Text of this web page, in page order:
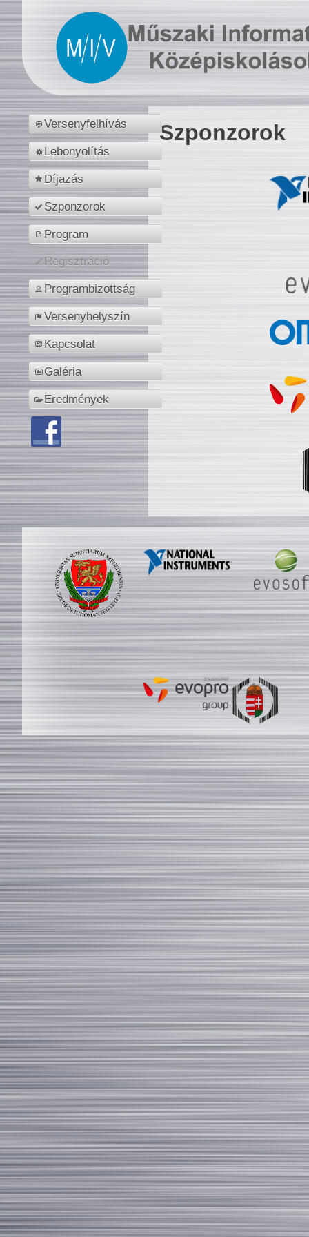
Versenyfelhívás
Lebonyolítás
Díjazás
Szponzorok
Program
Regisztráció
Programbizottság
Versenyhelyszín
Kapcsolat
Galéria
Eredmények
Szponzorok